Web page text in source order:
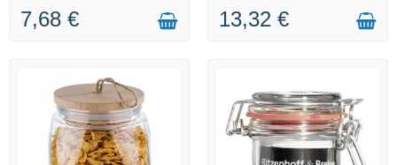
7,68 € 13,32 €